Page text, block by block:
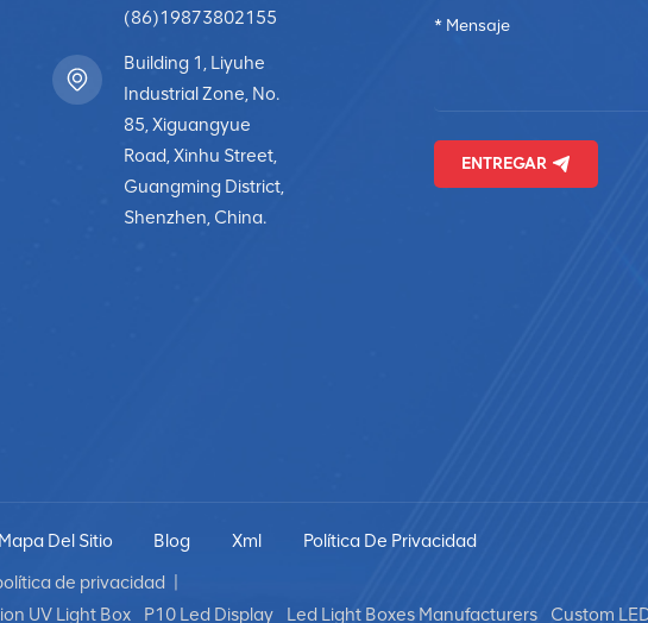
(86)19873802155
Building 1, Liyuhe
Industrial Zone, No.
85, Xiguangyue
Road, Xinhu Street,
Guangming District,
Shenzhen, China.
ENTREGAR
Mapa Del Sitio Blog Xml
Política De Privacidad
de privacidad
UV Light Box P10 Led Display Led Light Boxes Manufacturers Custom